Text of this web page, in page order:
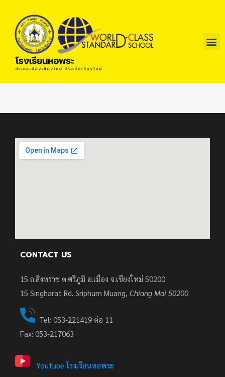
CONTACT US
15 ถ.สิงหราช ต.ศรีภูมิ อ.เมือง จ.เชียงใหม่ 50200
15 Singharat Rd. Sriphum Muang, Chiang Mai 50200
Tel: 053-221419 ต่อ 11
Fax: 053-217063
Youtube โรงเรียนหอพระ